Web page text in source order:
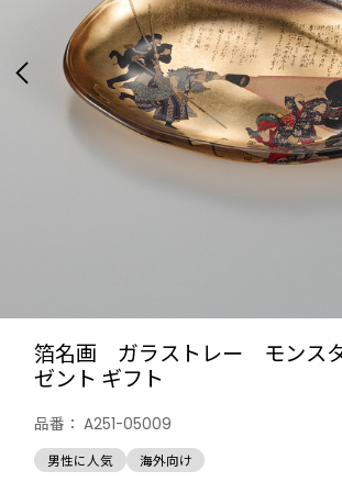
箔名画 ガラストレー モンス
ゼント ギフト
品番： A251-05009
男性に人気 海外向け